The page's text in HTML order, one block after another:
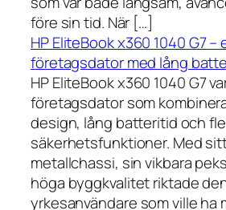
före sin tid. När […]
HP EliteBook x360 1040 G7 –
företagsdator med lång
HP EliteBook x360 1040 G7
företagsdator som
design, lång batteritid och
säkerhetsfunktioner. Med
metallchassi, sin vikbara
höga byggkvalitet riktade
yrkesanvändare som ville ha